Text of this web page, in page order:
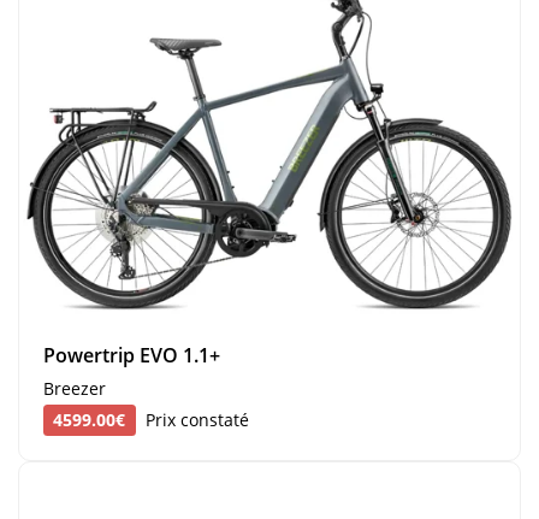
Powertrip EVO 1.1+
Breezer
4599.00€
Prix constaté